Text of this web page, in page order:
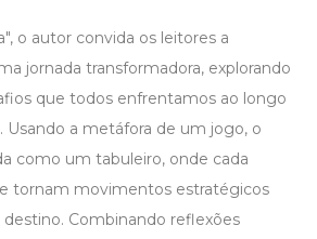
o autor convida os leitores a
jornada transformadora, explorando
que todos enfrentamos ao longo
Usando a metáfora de um jogo, o
como um tabuleiro, onde cada
tornam movimentos estratégicos
Combinando reflexões